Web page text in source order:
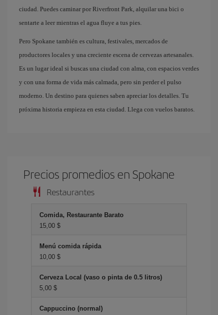
ciudad. Puedes caminar por Riverfront Park, alquilar una bici o
sentarte a leer mientras el agua fluye a tus pies.
Pero Spokane también es cultura, festivales, mercados de
productores locales y una creciente escena de cervezas artesanales.
Es un lugar ideal si buscas una ciudad con alma, con espacios verdes
y con una forma de vida más calmada, pero sin perder el pulso
moderno. Un destino para quienes saben apreciar los detalles. Tu
próxima historia empieza en esta ciudad. Llega con vuelos baratos.
Precios promedios en Spokane
Restaurantes
Comida, Restaurante Barato
15,00 $
Menú comida rápida
10,00 $
Cerveza Local (vaso o pinta de 0.5 litros)
5,00 $
Cappuccino (normal)